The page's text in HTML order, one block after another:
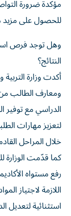
مؤكدة ضرورة
للحصول على مزيد
وهل توجد فرص
النتائج؟
أكدت وزارة
ومعارف الطالب
الدراسي مع
لتعزيز مهارات
خلال المراحل
كما قدّمت
رفع مستواه
اللازمة لاجتياز
استثنائية لتعديل